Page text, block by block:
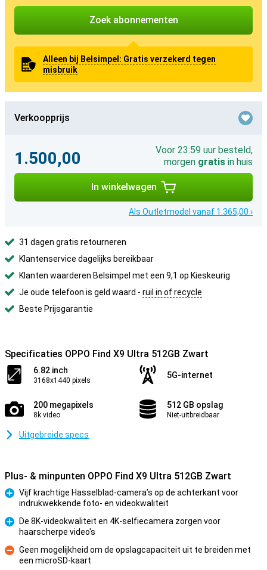
Zoek abonnementen
Alleen bij Belsimpel: Gratis verzekerd tegen
misbruik
Verkoopprijs
1.500,00
Voor 23:59 uur besteld,
morgen gratis in huis
In winkelwagen
Als Outletmodel vanaf 1.365,00 ›
31 dagen gratis retourneren
Klantenservice dagelijks bereikbaar
Klanten waarderen Belsimpel met een 9,1 op Kieskeurig
Je oude telefoon is geld waard - ruil in of recycle
Beste Prijsgarantie
Specificaties OPPO Find X9 Ultra 512GB Zwart
6.82 inch
3168x1440 pixels
5G-internet
200 megapixels
8k video
512 GB opslag
Niet-uitbreidbaar
Uitgebreide specs
Plus- & minpunten OPPO Find X9 Ultra 512GB Zwart
Pluspunt
Vijf krachtige Hasselblad-camera’s op de achterkant voor
indrukwekkende foto- en videokwaliteit
Pluspunt
De 8K-videokwaliteit en 4K-selfiecamera zorgen voor
haarscherpe video's
Minpunt
Geen mogelijkheid om de opslagcapaciteit uit te breiden met
een microSD-kaart